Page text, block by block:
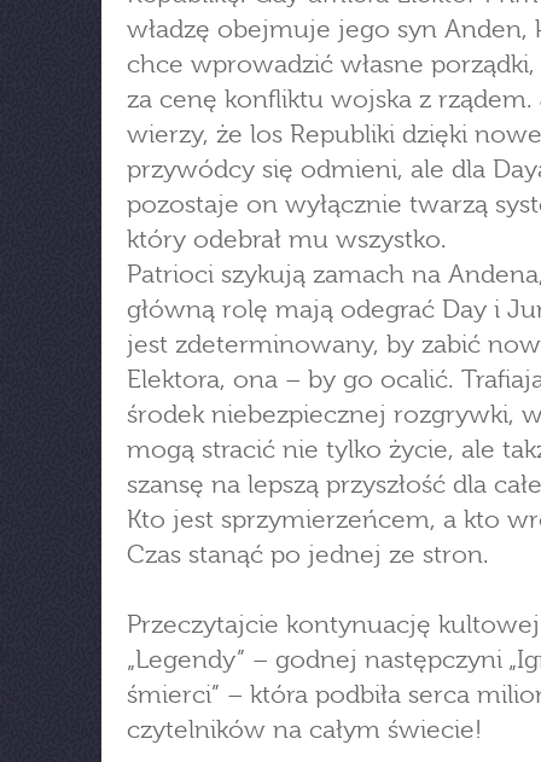
władzę obejmuje jego syn Anden,
chce wprowadzić własne
za cenę konfliktu wojska z rządem.
wierzy, że los Republiki dzięki
przywódcy się odmieni, ale dla
pozostaje on wyłącznie twarzą
który odebrał mu wszystko.
Patrioci szykują zamach na
główną rolę mają odegrać Day i
jest zdeterminowany, by zabić
Elektora, ona – by go ocalić.
środek niebezpiecznej rozgrywki,
mogą stracić nie tylko życie, ale
szansę na lepszą przyszłość dla
Kto jest sprzymierzeńcem, a kto
Czas stanąć po jednej ze stron.
Przeczytajcie kontynuację kultowej
„Legendy” – godnej następczyni
śmierci” – która podbiła serca
czytelników na całym świecie!